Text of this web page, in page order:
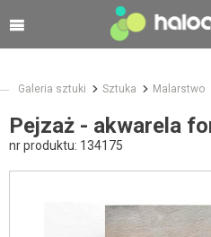
Galeria sztuki Sztuka Malarstwo
Pejzaż - akwarela
nr produktu: 134175